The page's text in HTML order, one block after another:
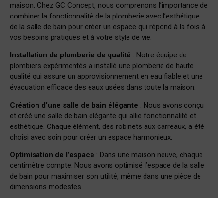
maison. Chez GC Concept, nous comprenons l’importance de
combiner la fonctionnalité de la plomberie avec l’esthétique
de la salle de bain pour créer un espace qui répond à la fois à
vos besoins pratiques et à votre style de vie.
Installation de plomberie de qualité : Notre équipe de
plombiers expérimentés a installé une plomberie de haute
qualité qui assure un approvisionnement en eau fiable et une
évacuation efficace des eaux usées dans toute la maison.
Création d’une salle de bain élégante : Nous avons conçu
et créé une salle de bain élégante qui allie fonctionnalité et
esthétique. Chaque élément, des robinets aux carreaux, a été
choisi avec soin pour créer un espace harmonieux.
Optimisation de l’espace : Dans une maison neuve, chaque
centimètre compte. Nous avons optimisé l’espace de la salle
de bain pour maximiser son utilité, même dans une pièce de
dimensions modestes.